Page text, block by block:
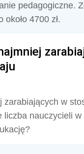
pedagogiczne.
4700 zł.
w
nauczycieli